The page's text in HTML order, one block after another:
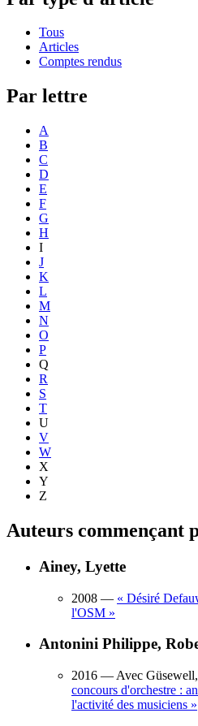
Tous
Articles
Comptes rendus
Par lettre
A
B
C
D
E
F
G
H
I
J
K
L
M
N
O
P
Q
R
S
T
U
V
W
X
Y
Z
Auteurs commençant
Ainey, Lyette
2008 — « Désiré
l'OSM »
Antonini Philippe,
2016 — Avec
concours d'orchestre :
l'activité des musiciens »